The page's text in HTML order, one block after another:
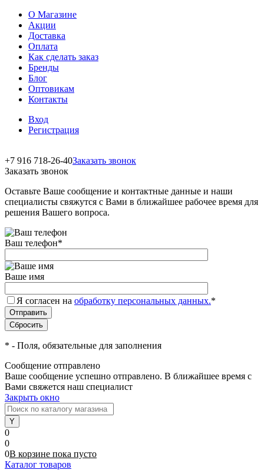
О Магазине
Акции
Доставка
Оплата
Как сделать заказ
Бренды
Блог
Оптовикам
Контакты
Вход
Регистрация
+7 916 718-26-40Заказать звонок
Заказать звонок
Оставьте Ваше сообщение и контактные данные и наши
специалисты свяжутся с Вами в ближайшее рабочее время для
решения Вашего вопроса.
Ваш телефон*
Ваше имя
Я согласен на обработку персональных данных.*
* - Поля, обязательные для заполнения
Сообщение отправлено
Ваше сообщение успешно отправлено. В ближайшее время с
Вами свяжется наш специалист
Закрыть окно
0
0
0В корзине пока пусто
Каталог товаров